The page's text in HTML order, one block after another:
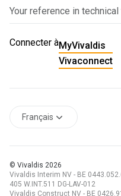
Your reference in
Connecter àMyVivaldis
Vivaconnect
Français
© Vivaldis 2026
Vivaldis Interim NV - BE
405 W.INT.511 DG-LAV-012
Vivaldis Construct NV - BE